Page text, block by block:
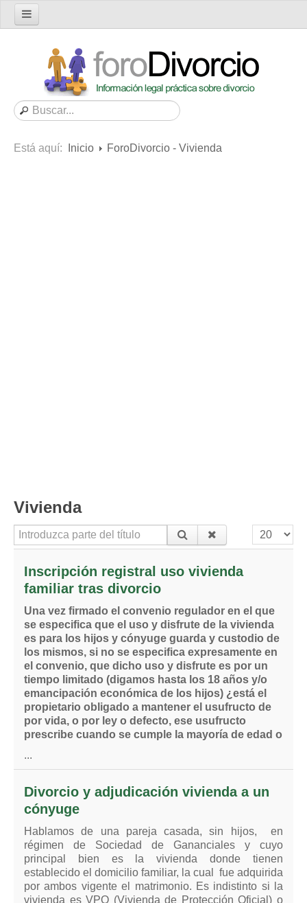
Foro
Nuevo tema
Buscar en el foro
Está aquí: Inicio ForoDivorcio - Vivienda
Vivienda
Introduzca parte del título Cantidad
Inscripción registral uso vivienda
familiar tras divorcio
Una vez firmado el convenio regulador en el que
se especifica que el uso y disfrute de la vivienda
es para los hijos y cónyuge guarda y custodio de
los mismos, si no se especifica expresamente en
el convenio, que dicho uso y disfrute es por un
tiempo limitado (digamos hasta los 18 años y/o
emancipación económica de los hijos) ¿está el
propietario obligado a mantener el usufructo de
por vida, o por ley o defecto, ese usufructo
prescribe cuando se cumple la mayoría de edad o
...
Divorcio y adjudicación vivienda a un
cónyuge
Hablamos de una pareja casada, sin hijos, en
régimen de Sociedad de Gananciales y cuyo
principal bien es la vivienda donde tienen
establecido el domicilio familiar, la cual fue adquirida
por ambos vigente el matrimonio. Es indistinto si la
vivienda es VPO (Vivienda de Protección Oficial) o